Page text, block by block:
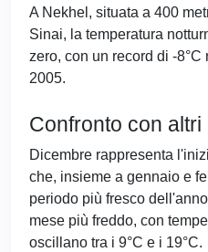
A Nekhel, situata a 400
Sinai, la temperatura
zero, con un record di -
2005.
Confronto con altri
Dicembre rappresenta
che, insieme a gennaio e
periodo più fresco
mese più freddo, con
oscillano tra i 9°C e i 19°C.